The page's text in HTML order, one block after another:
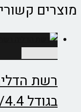
מוצרים
רשת
בגודל 1.5/4.4 מטר